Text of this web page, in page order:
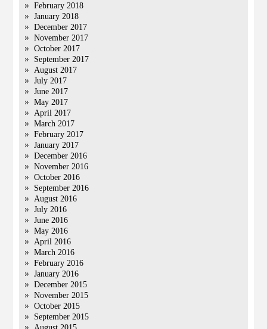
February 2018
January 2018
December 2017
November 2017
October 2017
September 2017
August 2017
July 2017
June 2017
May 2017
April 2017
March 2017
February 2017
January 2017
December 2016
November 2016
October 2016
September 2016
August 2016
July 2016
June 2016
May 2016
April 2016
March 2016
February 2016
January 2016
December 2015
November 2015
October 2015
September 2015